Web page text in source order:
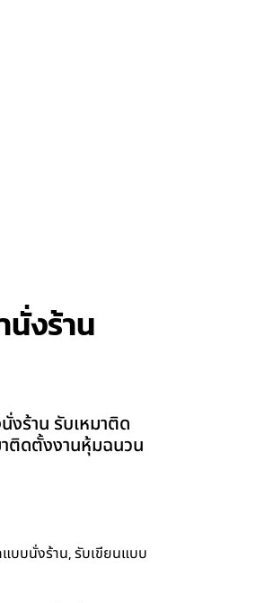
งร้าน
ร้าน รับเหมาติด
ติดตั้งงานหุ้มฉนวน
บบนั่งร้าน,รับเขียนแบบ